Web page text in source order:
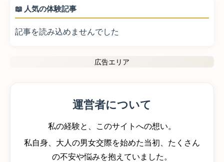
📖 人気の体験記事
記事を読み込めませんでした
広告エリア
運営者について
私の経験と、このサイトへの想い。
私自身、大人の男女交際を始めた当初、たくさん
の不安や悩みを抱えていました。